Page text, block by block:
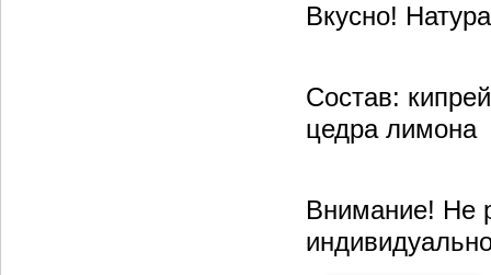
Вкусно!
Состав:
цедра лимона
Внимание! Не